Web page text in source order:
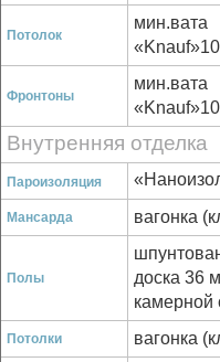
Потолок
мин.вата
Фронтоны
мин.вата
Внутренняя отделка
Пароизоляция
Мансарда вагонка
Полы
доска 36
камерной
Потолки вагонка